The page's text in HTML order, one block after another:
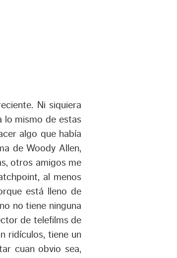
Ni siquiera
lo mismo de estas
algo que había
de Woody Allen,
otros amigos me
al menos
está lleno de
no tiene ninguna
de telefilms de
ridículos, tiene un
cuan obvio sea,